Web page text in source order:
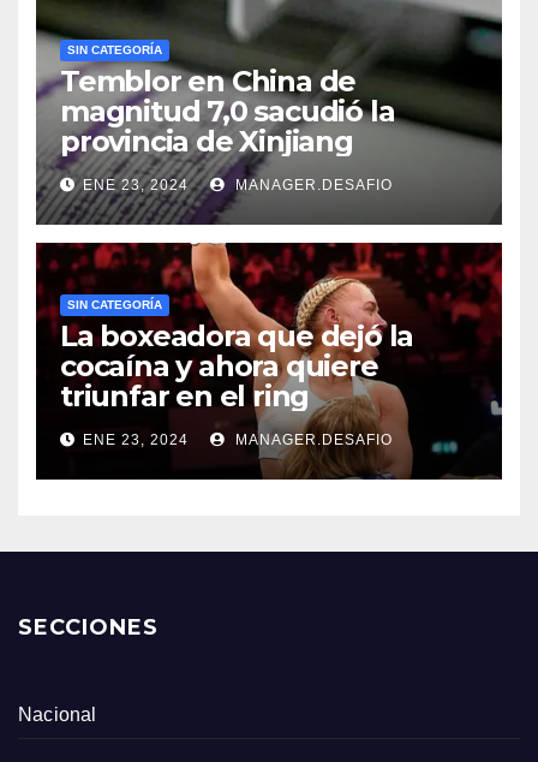
SIN CATEGORÍA
Temblor en China de
magnitud 7,0 sacudió la
provincia de Xinjiang
ENE 23, 2024 MANAGER.DESAFIO
SIN CATEGORÍA
La boxeadora que dejó la
cocaína y ahora quiere
triunfar en el ring​
ENE 23, 2024 MANAGER.DESAFIO
SECCIONES
Nacional